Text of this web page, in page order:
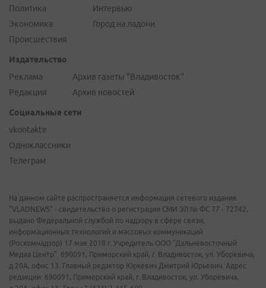
Политика
Экономика
Происшествия
Интервью
Город на ладони
Издательство
Реклама
Редакция
Архив газеты "Владивосток"
Архив новостей
Социальные сети
vkontakte
Одноклассники
Телеграм
На данном сайте распространяется информация сетевого издания
"VLADNEWS" - свидетельство о регистрации СМИ ЭЛ № ФС 77 - 72742,
выдано Федеральной службой по надзору в сфере связи,
информационных технологий и массовых коммуникаций
(Роскомнадзор) 17 мая 2018 г. Учредитель ООО "Дальневосточный
Медиа Центр". 690091, Приморский край, г. Владивосток, ул. Уборевича,
д.20А, офис 13. Главный редактор Юркевич Дмитрий Юрьевич. Адрес
редакции: 690091, Приморский край, г. Владивосток, ул. Уборевича,